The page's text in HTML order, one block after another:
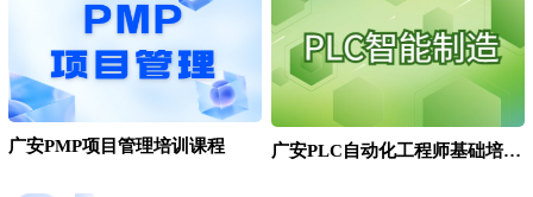
广安PMP项目管理培训课程 广安PLC自动化工程师基础培训班